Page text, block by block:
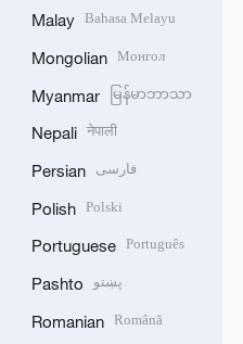
Malay Bahasa Melayu
Mongolian Монгол
Myanmar မြန်မာဘာသာ
Nepali नेपाली
Persian فارسی
Polish Polski
Portuguese Português
Pashto پښتو
Romanian Română